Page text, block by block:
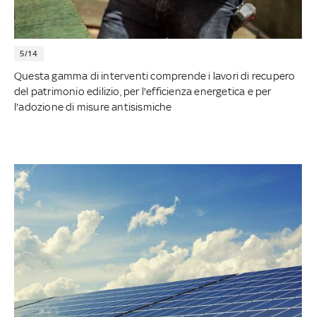
5/14
Questa gamma di interventi comprende i lavori di recupero
del patrimonio edilizio, per l'efficienza energetica e per
l'adozione di misure antisismiche